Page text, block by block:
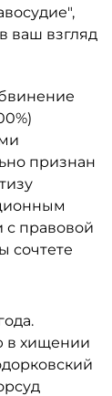
ваш взгляд
признан
с правовой
сочтете
в хищении